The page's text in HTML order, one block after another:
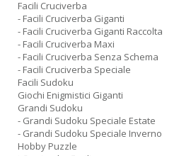
Facili Cruciverba
- Facili Cruciverba Giganti
- Facili Cruciverba Giganti Raccolta
- Facili Cruciverba Maxi
- Facili Cruciverba Senza Schema
- Facili Cruciverba Speciale
Facili Sudoku
Giochi Enigmistici Giganti
Grandi Sudoku
- Grandi Sudoku Speciale Estate
- Grandi Sudoku Speciale Inverno
Hobby Puzzle